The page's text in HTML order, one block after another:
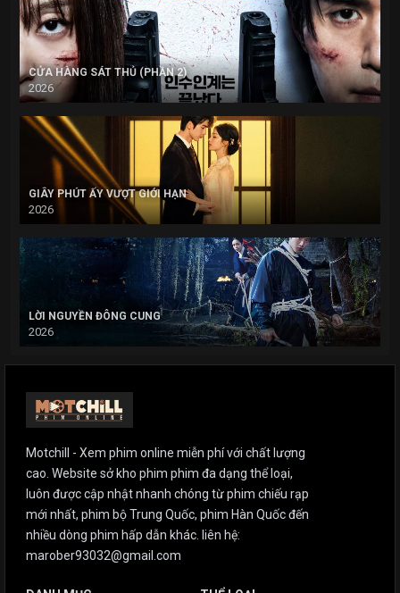
CỬA HÀNG SÁT THỦ (PHẦN 2)
2026
GIÂY PHÚT ẤY VƯỢT GIỚI HẠN
2026
LỜI NGUYỀN ĐÔNG CUNG
2026
Motchill - Xem phim online miễn phí với chất lượng
cao. Website sở kho phim phim đa dạng thể loại,
luôn được cập nhật nhanh chóng từ phim chiếu rạp
mới nhất, phim bộ Trung Quốc, phim Hàn Quốc đến
nhiều dòng phim hấp dẫn khác. liên hệ:
marober93032@gmail.com